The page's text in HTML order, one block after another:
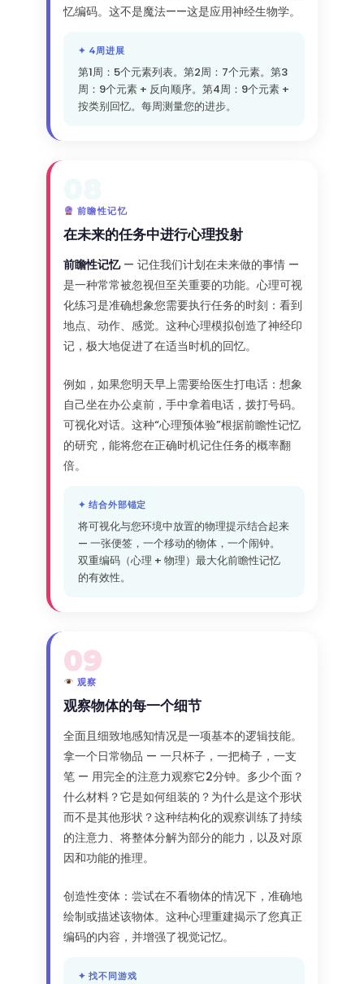
忆编码。这不是魔法——这是应用神经生物学。
✦ 4周进展
第1周：5个元素列表。第2周：7个元素。第3
周：9个元素 + 反向顺序。第4周：9个元素 +
按类别回忆。每周测量您的进步。
前瞻性记忆
在未来的任务中进行心理投射
前瞻性记忆— 记住我们计划在未来做的事情 —
是一种常常被忽视但至关重要的功能。心理可视
化练习是准确想象您需要执行任务的时刻：看到
地点、动作、感觉。这种心理模拟创造了神经印
记，极大地促进了在适当时机的回忆。
例如，如果您明天早上需要给医生打电话：想象
自己坐在办公桌前，手中拿着电话，拨打号码。
可视化对话。这种“心理预体验”根据前瞻性记忆
的研究，能将您在正确时机记住任务的概率翻
倍。
✦ 结合外部锚定
将可视化与您环境中放置的物理提示结合起来
— 一张便签，一个移动的物体，一个闹钟。
双重编码（心理 + 物理）最大化前瞻性记忆
的有效性。
09
观察
观察物体的每一个细节
全面且细致地感知情况是一项基本的逻辑技能。
拿一个日常物品 — 一只杯子，一把椅子，一支
笔 — 用完全的注意力观察它2分钟。多少个面？
什么材料？它是如何组装的？为什么是这个形状
而不是其他形状？这种结构化的观察训练了持续
的注意力、将整体分解为部分的能力，以及对原
因和功能的推理。
创造性变体：尝试在不看物体的情况下，准确地
绘制或描述该物体。这种心理重建揭示了您真正
编码的内容，并增强了视觉记忆。
✦ 找不同游戏